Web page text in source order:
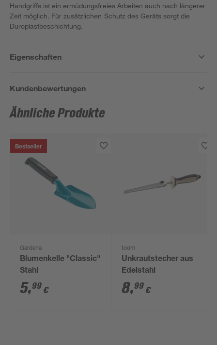
Handgriffs ist ein ermüdungsfreies Arbeiten auch nach längerer
Zeit möglich. Für zusätzlichen Schutz des Geräts sorgt die
Duroplastbeschichtung.
Eigenschaften
Kundenbewertungen
Ähnliche Produkte
Bestseller
Gardena
Blumenkelle "Classic"
Stahl
5,99 €
toom
Unkrautstecher aus
Edelstahl
8,99 €